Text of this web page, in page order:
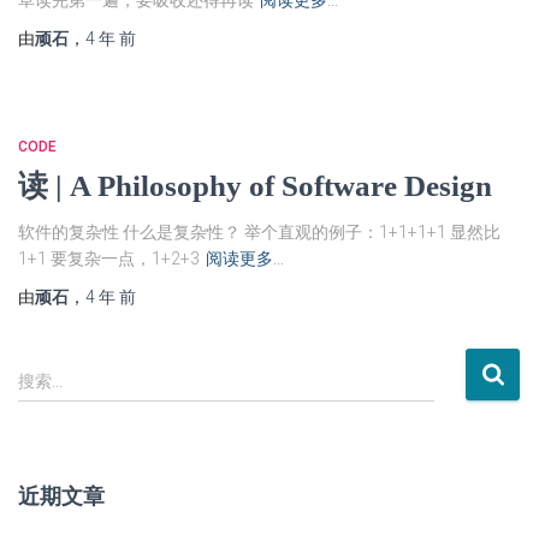
由顽石 ， 4 年前
CODE
读 | A Philosophy of Software Design
软件的复杂性 什么是复杂性？ 举个直观的例子：1+1+1+1 显然比
1+1 要复杂一点，1+2+3 阅读更多…
由顽石 ， 4 年前
搜
索
搜索…
近期文章